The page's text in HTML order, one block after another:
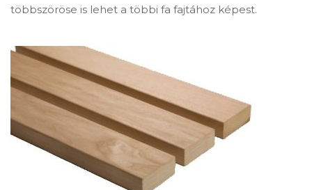
többszöröse is lehet a többi fa fajtához képest.